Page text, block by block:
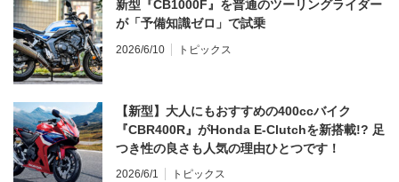
新型『CB1000F』を普通のツーリングライダー
が「予備知識ゼロ」で試乗
2026/6/10 トピックス
【新型】大人にもおすすめの400ccバイク
『CBR400R』がHonda E-Clutchを新搭載!? 足
つき性の良さも人気の理由ひとつです！
2026/6/1 トピックス